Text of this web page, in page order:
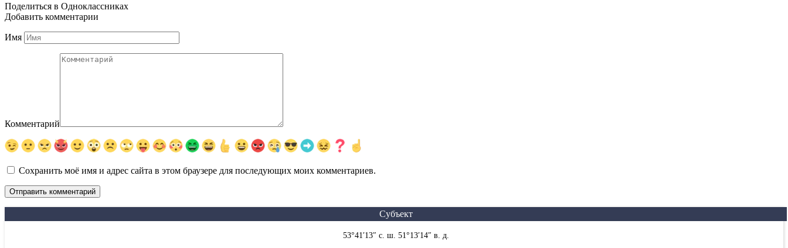
Поделиться в Одноклассниках
Добавить комментарии
Имя
Комментарий
Сохранить моё имя и адрес сайта в этом браузере для последующих моих комментариев.
Субъект
53°41′13″ с. ш. 51°13′14″ в. д.